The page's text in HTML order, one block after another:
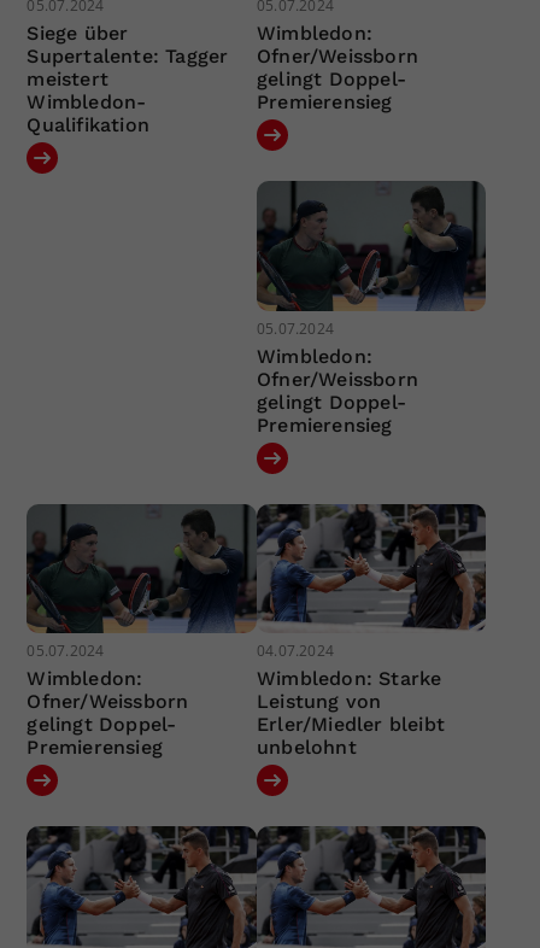
05.07.2024
Siege über
Supertalente: Tagger
meistert
Wimbledon-
Qualifikation
05.07.2024
Wimbledon:
Ofner/Weissborn
gelingt Doppel-
Premierensieg
05.07.2024
Wimbledon:
Ofner/Weissborn
gelingt Doppel-
Premierensieg
05.07.2024
Wimbledon:
Ofner/Weissborn
gelingt Doppel-
Premierensieg
04.07.2024
Wimbledon: Starke
Leistung von
Erler/Miedler bleibt
unbelohnt